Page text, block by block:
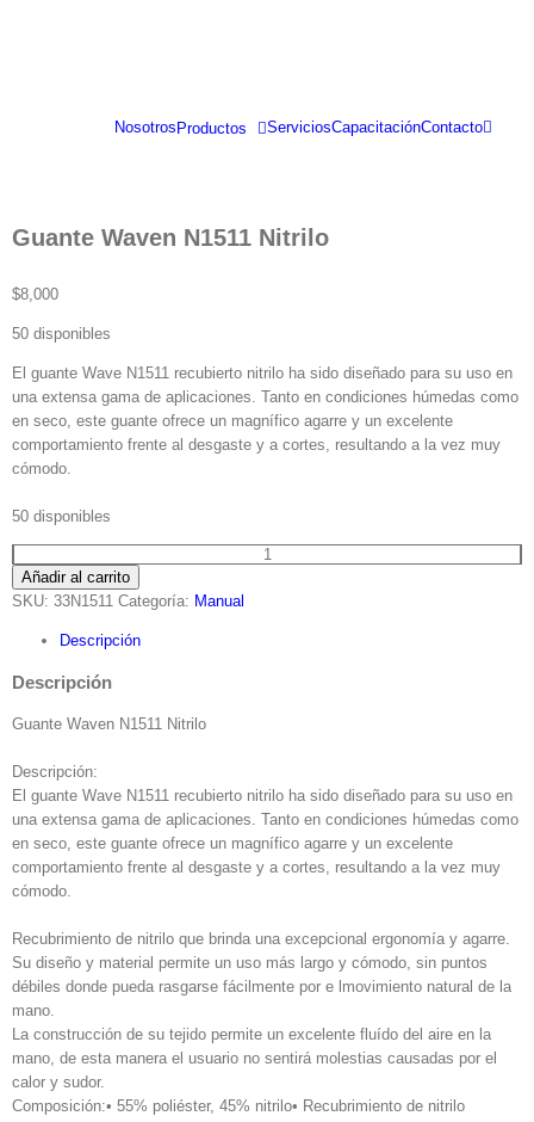
NosotrosProductos ServiciosCapacitaciónContacto
Guante Waven N1511 Nitrilo
$8,000
50 disponibles
El guante Wave N1511 recubierto nitrilo ha sido diseñado para su uso en
una extensa gama de aplicaciones. Tanto en condiciones húmedas como
en seco, este guante ofrece un magnífico agarre y un excelente
comportamiento frente al desgaste y a cortes, resultando a la vez muy
cómodo.
50 disponibles
Guante
Añadir al carrito
SKU: 33N1511 Categoría: Manual
Descripción
Descripción
Guante Waven N1511 Nitrilo
Descripción:
El guante Wave N1511 recubierto nitrilo ha sido diseñado para su uso en
una extensa gama de aplicaciones. Tanto en condiciones húmedas como
en seco, este guante ofrece un magnífico agarre y un excelente
comportamiento frente al desgaste y a cortes, resultando a la vez muy
cómodo.
Recubrimiento de nitrilo que brinda una excepcional ergonomía y agarre.
Su diseño y material permite un uso más largo y cómodo, sin puntos
débiles donde pueda rasgarse fácilmente por e lmovimiento natural de la
mano.
La construcción de su tejido permite un excelente fluído del aire en la
mano, de esta manera el usuario no sentirá molestias causadas por el
calor y sudor.
Composición:• 55% poliéster, 45% nitrilo• Recubrimiento de nitrilo